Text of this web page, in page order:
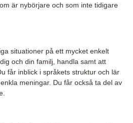
är nybörjare och som inte tidigare
situationer på ett mycket enkelt
och din familj, handla samt att
får inblick i språkets struktur och lär
meningar. Du får också ta del av